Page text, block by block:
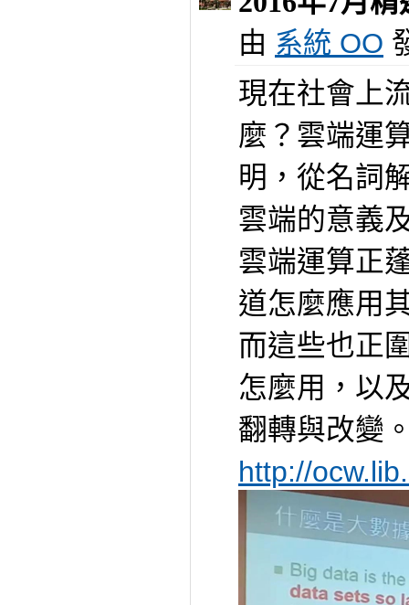
由 系統 OO
現在社會上
麼？雲端運
明，從名詞
雲端的意義
雲端運算正
道怎麼應用
而這些也正
怎麼用，以
翻轉與改變
http://